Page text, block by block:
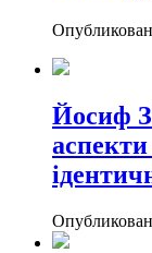
Йосиф